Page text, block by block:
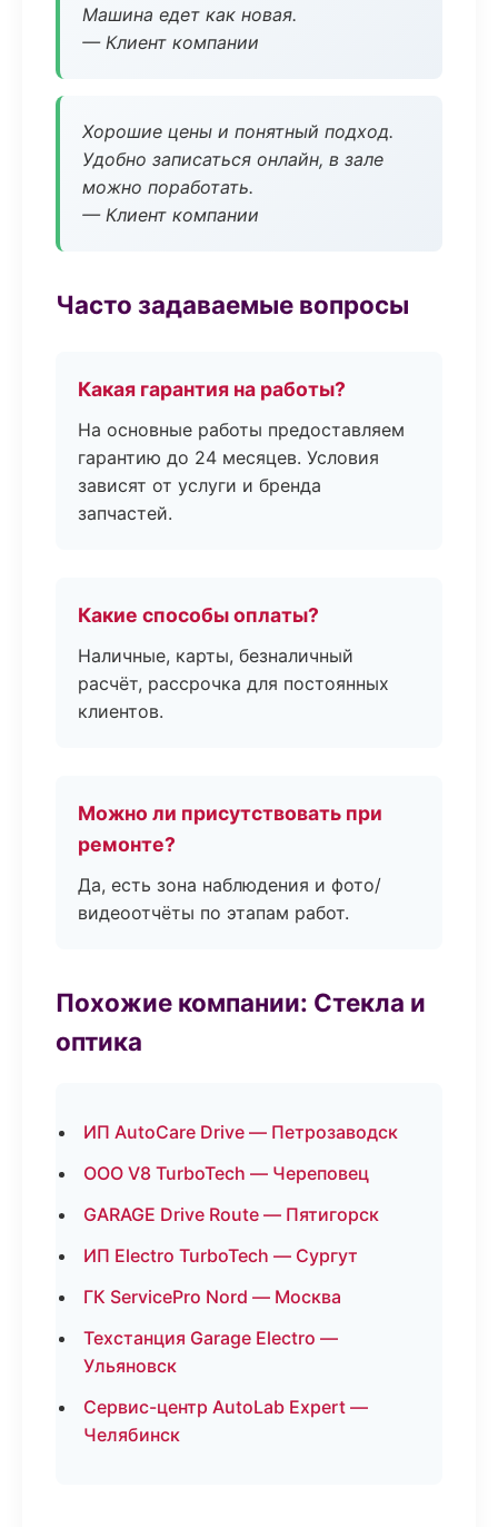
Машина едет как новая.
— Клиент компании
Хорошие цены и понятный подход.
Удобно записаться онлайн, в зале
можно поработать.
— Клиент компании
Часто задаваемые вопросы
Какая гарантия на работы?
На основные работы предоставляем
гарантию до 24 месяцев. Условия
зависят от услуги и бренда
запчастей.
Какие способы оплаты?
Наличные, карты, безналичный
расчёт, рассрочка для постоянных
клиентов.
Можно ли присутствовать при
ремонте?
Да, есть зона наблюдения и фото/
видеоотчёты по этапам работ.
Похожие компании: Стекла и
оптика
ИП AutoCare Drive — Петрозаводск
ООО V8 TurboTech — Череповец
GARAGE Drive Route — Пятигорск
ИП Electro TurboTech — Сургут
ГК ServicePro Nord — Москва
Техстанция Garage Electro —
Ульяновск
Сервис-центр AutoLab Expert —
Челябинск